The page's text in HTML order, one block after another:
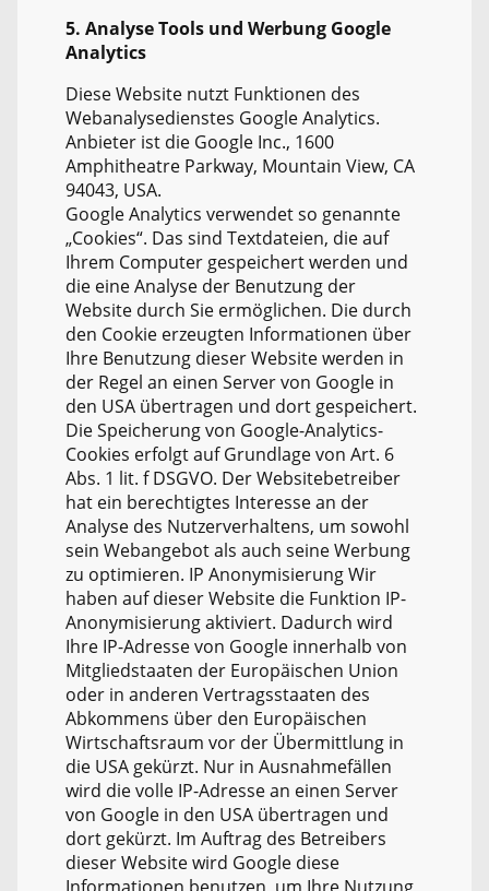
5. Analyse Tools und Werbung Google
Analytics
Diese Website nutzt Funktionen des
Webanalysedienstes Google Analytics.
Anbieter ist die Google Inc., 1600
Amphitheatre Parkway, Mountain View, CA
94043, USA.
Google Analytics verwendet so genannte
„Cookies“. Das sind Textdateien, die auf
Ihrem Computer gespeichert werden und
die eine Analyse der Benutzung der
Website durch Sie ermöglichen. Die durch
den Cookie erzeugten Informationen über
Ihre Benutzung dieser Website werden in
der Regel an einen Server von Google in
den USA übertragen und dort gespeichert.
Die Speicherung von Google-Analytics-
Cookies erfolgt auf Grundlage von Art. 6
Abs. 1 lit. f DSGVO. Der Websitebetreiber
hat ein berechtigtes Interesse an der
Analyse des Nutzerverhaltens, um sowohl
sein Webangebot als auch seine Werbung
zu optimieren. IP Anonymisierung Wir
haben auf dieser Website die Funktion IP-
Anonymisierung aktiviert. Dadurch wird
Ihre IP-Adresse von Google innerhalb von
Mitgliedstaaten der Europäischen Union
oder in anderen Vertragsstaaten des
Abkommens über den Europäischen
Wirtschaftsraum vor der Übermittlung in
die USA gekürzt. Nur in Ausnahmefällen
wird die volle IP-Adresse an einen Server
von Google in den USA übertragen und
dort gekürzt. Im Auftrag des Betreibers
dieser Website wird Google diese